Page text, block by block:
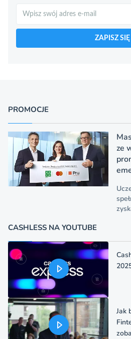
Szukaj
ZAPISZ SIĘ
PROMOCJE
ze
CASHLESS NA YOUTUBE
Jak